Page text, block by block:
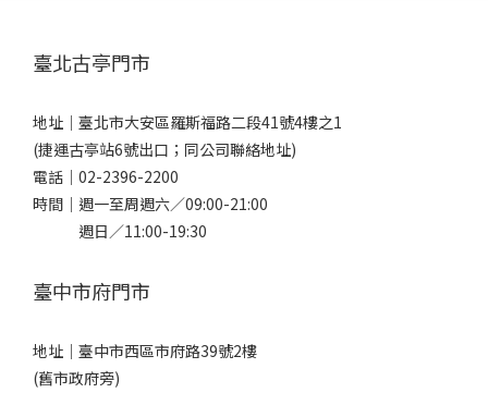
臺北古亭門市
地址｜ 臺北市大安區羅斯福路二段41號4樓之1
(捷運古亭站6號出口；同公司聯絡地址)
電話｜ 02-2396-2200
時間｜週一至周週六／09:00-21:00
週日／11:00-19:30
臺中市府門市
地址｜ 臺中市西區市府路39號2樓
(舊市政府旁)